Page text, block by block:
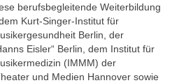
berufsbegleitende Weiterbildung
Kurt-Singer-Institut für
Berlin, der
Eisler“ Berlin, dem Institut für
(IMMM) der
und Medien Hannover sowie